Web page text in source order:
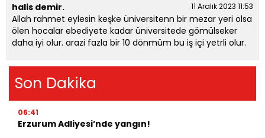
halis demir. 11 Aralık 2023 11:53
Allah rahmet eylesin keşke üniversitenn bir mezar yeri olsa
ölen hocalar ebediyete kadar üniversitede gömülseker
daha iyi olur. arazi fazla bir 10 dönmüm bu iş içi yetrli olur.
Son Dakika
06:41
Erzurum Adliyesi’nde yangın!